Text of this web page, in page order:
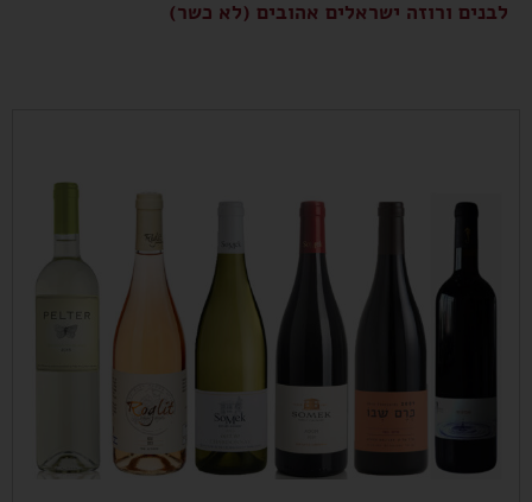
לבנים ורוזה ישראלים אהובים (לא כשר)